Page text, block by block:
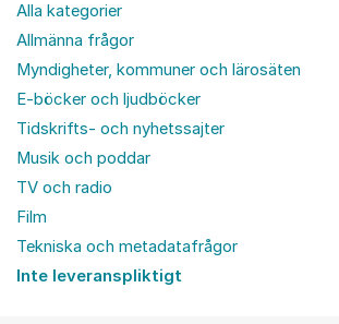
Alla kategorier
Allmänna frågor
Myndigheter, kommuner och lärosäten
E-böcker och ljudböcker
Tidskrifts- och nyhetssajter
Musik och poddar
TV och radio
Film
Tekniska och metadatafrågor
Inte leveranspliktigt